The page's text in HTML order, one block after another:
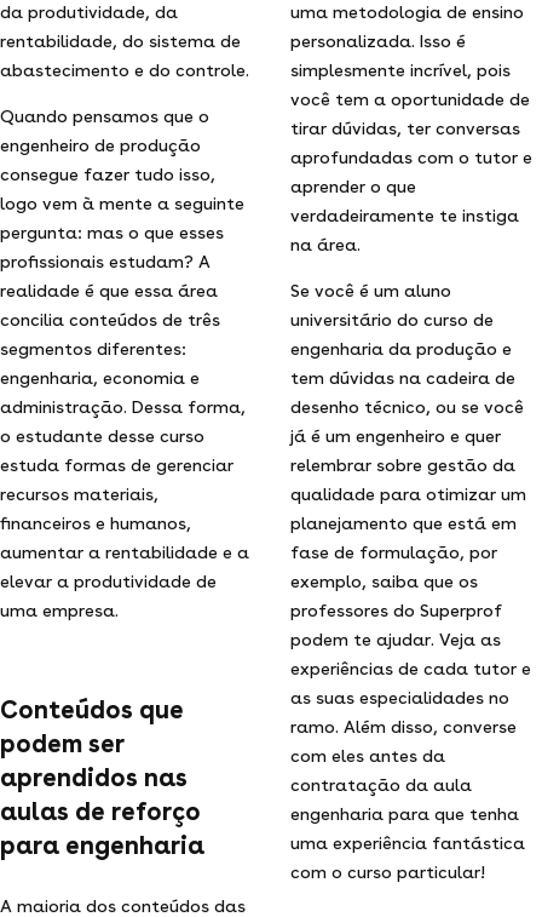
da produtividade, da
rentabilidade, do sistema de
abastecimento e do controle.
Quando pensamos que o
engenheiro de produção
consegue fazer tudo isso,
logo vem à mente a seguinte
pergunta: mas o que esses
profissionais estudam? A
realidade é que essa área
concilia conteúdos de três
segmentos diferentes:
engenharia, economia e
administração. Dessa forma,
o estudante desse curso
estuda formas de gerenciar
recursos materiais,
financeiros e humanos,
aumentar a rentabilidade e a
elevar a produtividade de
uma empresa.
Conteúdos que
podem ser
aprendidos nas
aulas de reforço
para engenharia
A maioria dos conteúdos das
uma metodologia de ensino
personalizada. Isso é
simplesmente incrível, pois
você tem a oportunidade de
tirar dúvidas, ter conversas
aprofundadas com o tutor e
aprender o que
verdadeiramente te instiga
na área.
Se você é um aluno
universitário do curso de
engenharia da produção e
tem dúvidas na cadeira de
desenho técnico, ou se você
já é um engenheiro e quer
relembrar sobre gestão da
qualidade para otimizar um
planejamento que está em
fase de formulação, por
exemplo, saiba que os
professores do Superprof
podem te ajudar. Veja as
experiências de cada tutor e
as suas especialidades no
ramo. Além disso, converse
com eles antes da
contratação da aula
engenharia para que tenha
uma experiência fantástica
com o curso particular!